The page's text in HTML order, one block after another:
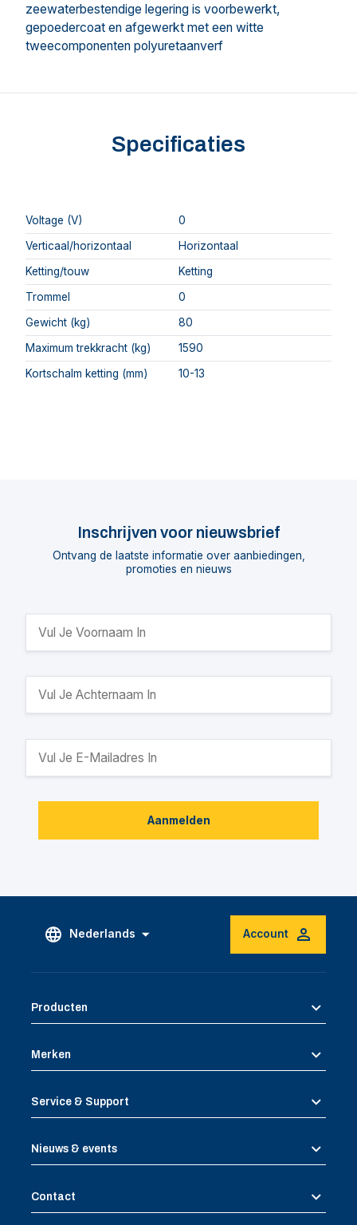
zeewaterbestendige legering is voorbewerkt,
gepoedercoat en afgewerkt met een witte
tweecomponenten polyuretaanverf
Specificaties
Voltage (V)
0
Verticaal/horizontaal
Horizontaal
Ketting/touw
Ketting
Trommel
0
Gewicht (kg)
80
Maximum trekkracht (kg)
1590
Kortschalm ketting (mm)
10-13
Inschrijven voor nieuwsbrief
Ontvang de laatste informatie over aanbiedingen,
promoties en nieuws
Aanmelden
Nederlands Account
Producten
Merken
Service & Support
Nieuws & events
Contact